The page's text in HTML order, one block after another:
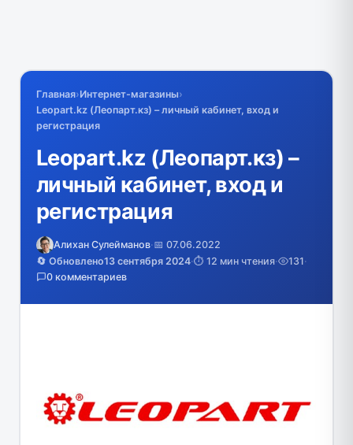
Главная›Интернет-магазины›
Leopart.kz (Леопарт.кз) – личный кабинет, вход и
регистрация
Leopart.kz (Леопарт.кз) –
личный кабинет, вход и
регистрация
Алихан Сулейманов·📅 07.06.2022
🔄 Обновлено13 сентября 2024·⏱️ 12 мин чтения· 131·
0 комментариев